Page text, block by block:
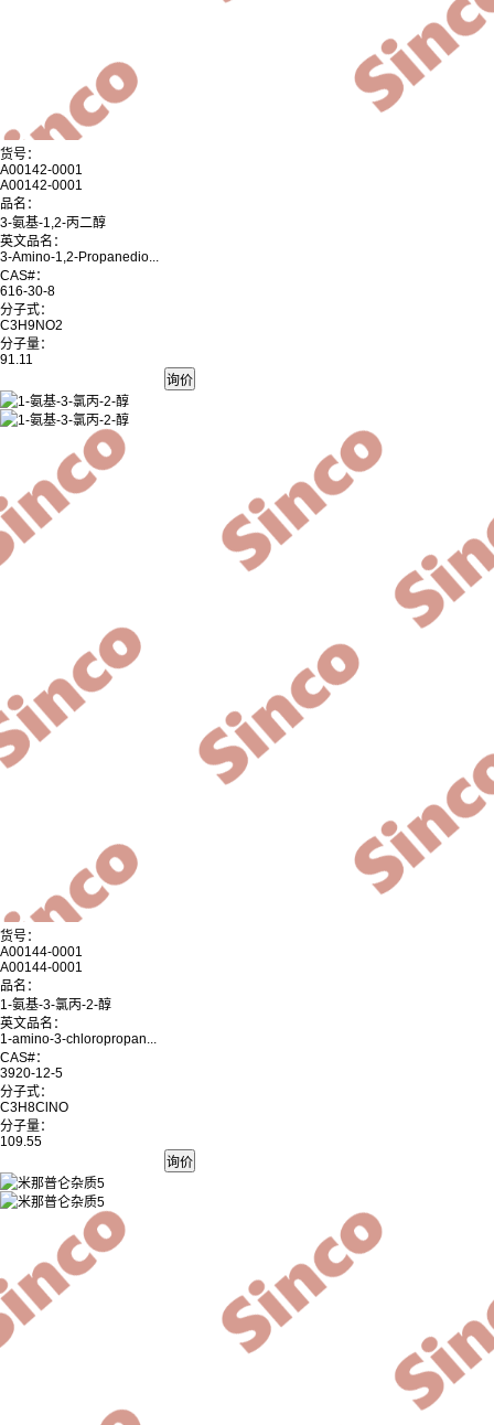
货号：
A00142-0001
A00142-0001
品名：
3-氨基-1,2-丙二醇
英文品名：
3-Amino-1,2-Propanedio...
CAS#：
616-30-8
分子式：
C3H9NO2
分子量：
91.11
货号：
A00144-0001
A00144-0001
品名：
1-氨基-3-氯丙-2-醇
英文品名：
1-amino-3-chloropropan...
CAS#：
3920-12-5
分子式：
C3H8ClNO
分子量：
109.55